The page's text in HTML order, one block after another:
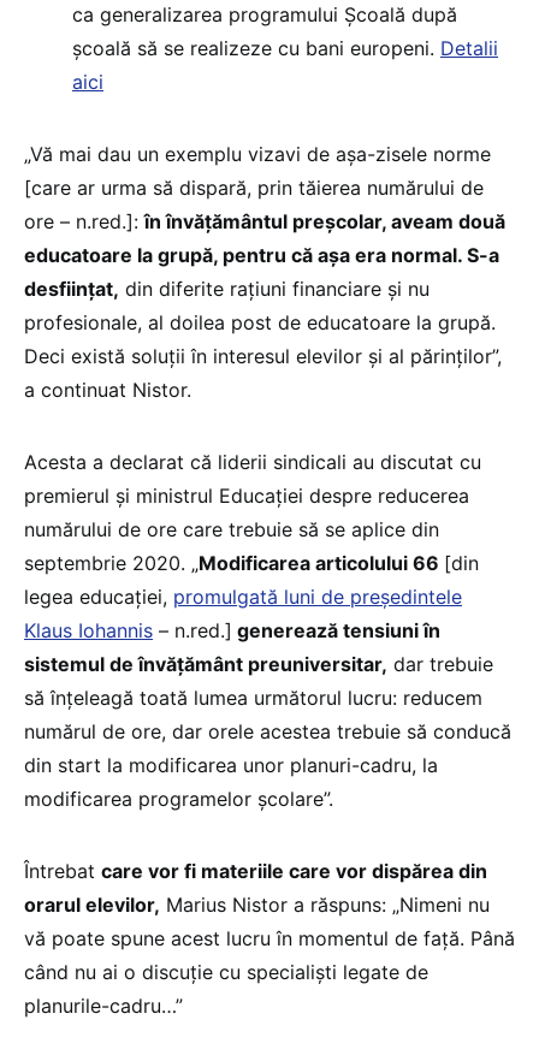
ca generalizarea programului Școală după
școală să se realizeze cu bani europeni. Detalii
aici
„Vă mai dau un exemplu vizavi de așa-zisele norme
[care ar urma să dispară, prin tăierea numărului de
ore – n.red.]:în învățământul preșcolar, aveam două
educatoare la grupă, pentru că așa era normal. S-a
desființat, din diferite rațiuni financiare și nu
profesionale, al doilea post de educatoare la grupă.
Deci există soluții în interesul elevilor și al părinților”,
a continuat Nistor.
Acesta a declarat că liderii sindicali au discutat cu
premierul și ministrul Educației despre reducerea
numărului de ore care trebuie să se aplice din
septembrie 2020. „Modificarea articolului 66 [din
legea educației, promulgată luni de președintele
Klaus Iohannis – n.red.] generează tensiuni în
sistemul de învățământ preuniversitar, dar trebuie
să înțeleagă toată lumea următorul lucru: reducem
numărul de ore, dar orele acestea trebuie să conducă
din start la modificarea unor planuri-cadru, la
modificarea programelor școlare”.
Întrebat care vor fi materiile care vor dispărea din
orarul elevilor, Marius Nistor a răspuns: „Nimeni nu
vă poate spune acest lucru în momentul de față. Până
când nu ai o discuție cu specialiști legate de
planurile-cadru…”